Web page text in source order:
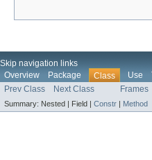
Skip navigation links
Overview
Package Class Use
Prev Class
Next Class Frames
Summary: Nested | Field | Constr | Method